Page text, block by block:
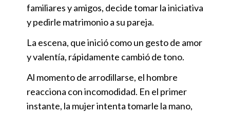
familiares y amigos, decide tomar la iniciativa
y pedirle matrimonio a su pareja.
La escena, que inició como un gesto de amor
y valentía, rápidamente cambió de tono.
Al momento de arrodillarse, el hombre
reacciona con incomodidad. En el primer
instante, la mujer intenta tomarle la mano,